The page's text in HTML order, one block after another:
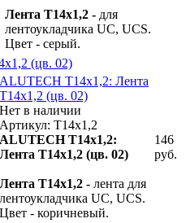
Лента T14x1,2 - для
лентоукладчика UC, UCS.
Цвет - серый.
(цв. 02)
ALUTECH T14x1,2: Лента
T14x1,2 (цв. 02)
Нет в наличии
Артикул: T14x1,2
ALUTECH T14x1,2:
Лента T14x1,2 (цв. 02)
Лента T14x1,2 - лента для
лентоукладчика UC, UCS.
Цвет - коричневый.
146
руб.